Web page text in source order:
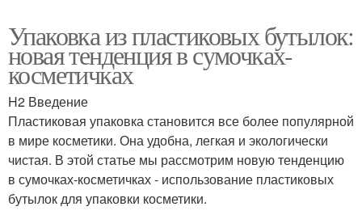
Упаковка из пластиковых бутылок:
новая тенденция в сумочках-
косметичках
H2 Введение
Пластиковая упаковка становится все более популярной
в мире косметики. Она удобна, легкая и экологически
чистая. В этой статье мы рассмотрим новую тенденцию
в сумочках-косметичках - использование пластиковых
бутылок для упаковки косметики.